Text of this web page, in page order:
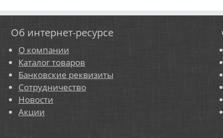
Об интернет-ресурсе
О компании
Каталог товаров
Банковские реквизиты
Сотрудничество
Новости
Акции